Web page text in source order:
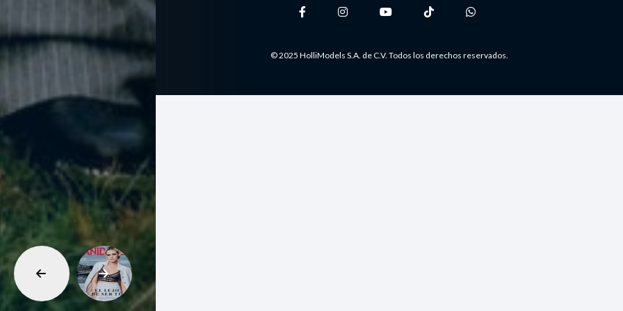
© 2025 HolliModels S.A. de C.V. Todos los derechos reservados.